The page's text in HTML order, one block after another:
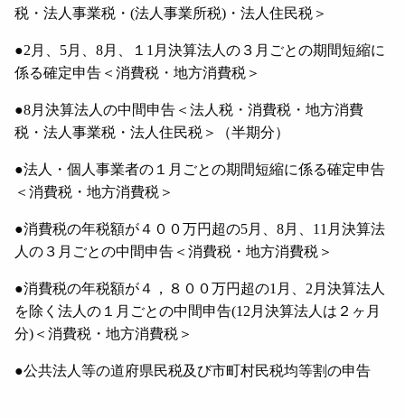
税・法人事業税・(法人事業所税) ・法人住民税＞
●2 月、 5月、8月、１ 1 月決算法人の３月ごとの期間短縮に
係る確定申告＜消費税・地方消費税＞
●8月決算法人の中間申告＜法人税・消費税・地方消費
税・法人事業税・法人住民税＞（半期分）
●法人・個人事業者の１月ごとの期間短縮に係る確定申告
＜消費税・地方消費税＞
●消費税の年税額が４００万円超の5月、8月、 11 月決算法
人の３月ごとの中間申告＜消費税・地方消費税＞
●消費税の年税額が４，８００万円超の1 月、 2 月決算法人
を除く法人の１月ごとの中間申告(12 月決算法人は２ヶ月
分) ＜消費税・地方消費税＞
●公共法人等の道府県民税及び市町村民税均等割の申告